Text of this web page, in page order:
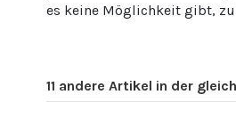
es keine Möglichkeit gibt,
11 andere Artikel in der